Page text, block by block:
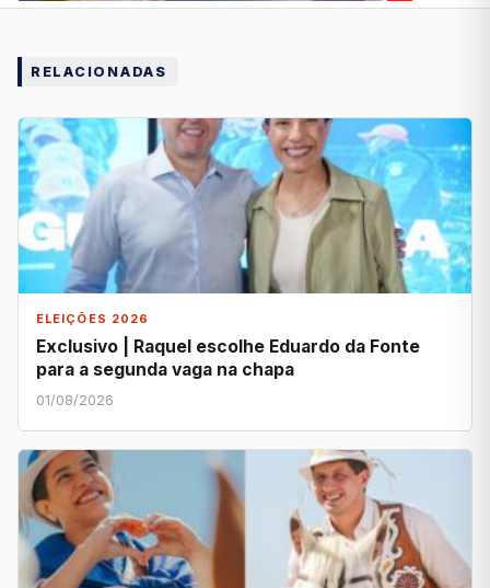
RELACIONADAS
ELEIÇÕES 2026
Exclusivo | Raquel escolhe Eduardo da Fonte
para a segunda vaga na chapa
01/08/2026